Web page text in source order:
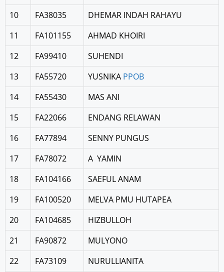
10
FA38035
DHEMAR INDAH RAHAYU
11
FA101155
AHMAD KHOIRI
12
FA99410
SUHENDI
13
FA55720 YUSNIKA PPOB
14
FA55430
MAS ANI
15
FA22066
ENDANG RELAWAN
16
FA77894
SENNY PUNGUS
17
FA78072
A YAMIN
18
FA104166
SAEFUL ANAM
19
FA100520
MELVA PMU HUTAPEA
20
FA104685
HIZBULLOH
21
FA90872
MULYONO
22
FA73109 NURULLIANITA